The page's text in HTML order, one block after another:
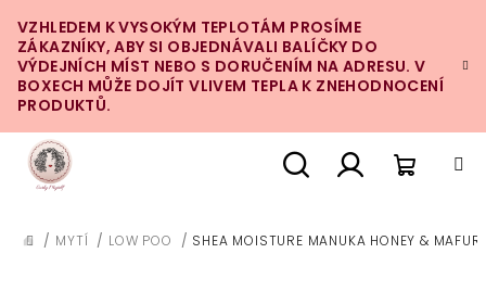
na
obsah
VZHLEDEM K VYSOKÝM TEPLOTÁM PROSÍME
ZÁKAZNÍKY, ABY SI OBJEDNÁVALI BALÍČKY DO
VÝDEJNÍCH MÍST NEBO S DORUČENÍM NA ADRESU. V
BOXECH MŮŽE DOJÍT VLIVEM TEPLA K ZNEHODNOCENÍ
PRODUKTŮ.
DOMŮ
/ MYTÍ / LOW POO / SHEA MOISTURE MANUKA HONEY &